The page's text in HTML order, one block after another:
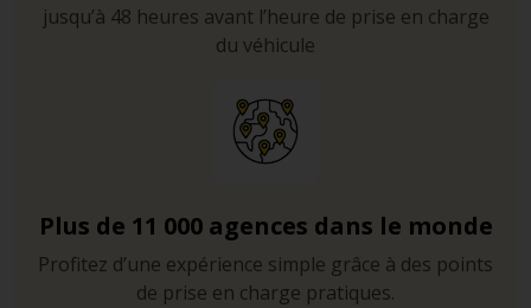
jusqu’à 48 heures avant l’heure de prise en charge
du véhicule
Plus de 11 000 agences dans le monde
Profitez d’une expérience simple grâce à des points
de prise en charge pratiques.